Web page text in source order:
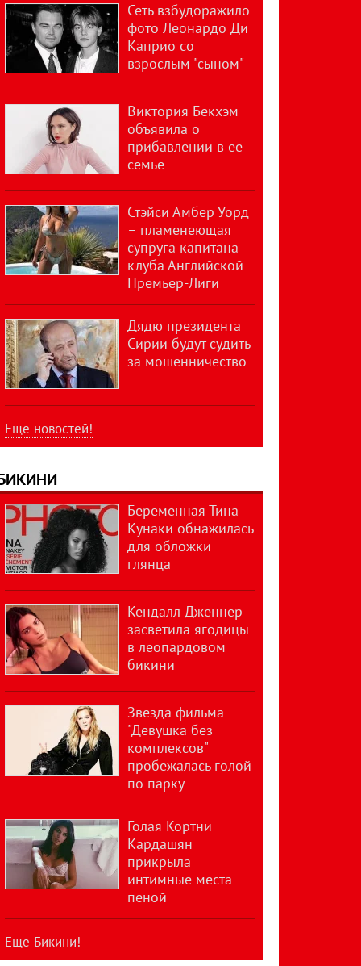
Сеть взбудоражило
фото Леонардо Ди
Каприо со
взрослым "сыном"
Виктория Бекхэм
объявила о
прибавлении в ее
семье
Стэйси Амбер Уорд
– пламенеющая
супруга капитана
клуба Английской
Премьер-Лиги
Дядю президента
Сирии будут судить
за мошенничество
Еще новостей!
Беременная Тина
Кунаки обнажилась
для обложки
глянца
Кендалл Дженнер
засветила ягодицы
в леопардовом
бикини
Звезда фильма
"Девушка без
комплексов"
пробежалась голой
по парку
Голая Кортни
Кардашян
прикрыла
интимные места
пеной
Еще Бикини!